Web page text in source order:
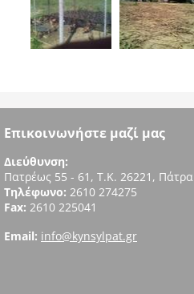
Επικοινωνήστε μαζί μας
Διεύθυνση:
Πατρέως 55 - 61, Τ.Κ. 26221, Πάτρα
Τηλέφωνο: 2610 274275
Fax: 2610 225041
Email: info@kynsylpat.gr